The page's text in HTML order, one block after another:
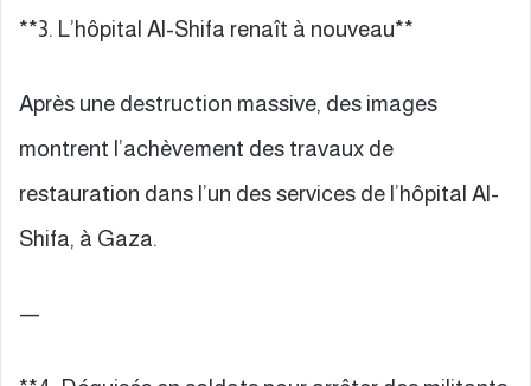
**3. L’hôpital Al-Shifa renaît à nouveau**
Après une destruction massive, des images
montrent l’achèvement des travaux de
restauration dans l’un des services de l’hôpital Al-
Shifa, à Gaza.
—